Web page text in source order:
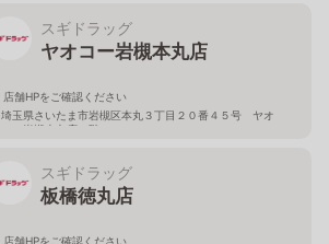
スギドラッグ
ヤオコー岩槻本丸店
店舗HPをご確認ください
埼玉県さいたま市岩槻区本丸３丁目２０番４５号 ヤオ
コー岩槻本丸店２階
スギドラッグ
板橋徳丸店
店舗HPをご確認ください